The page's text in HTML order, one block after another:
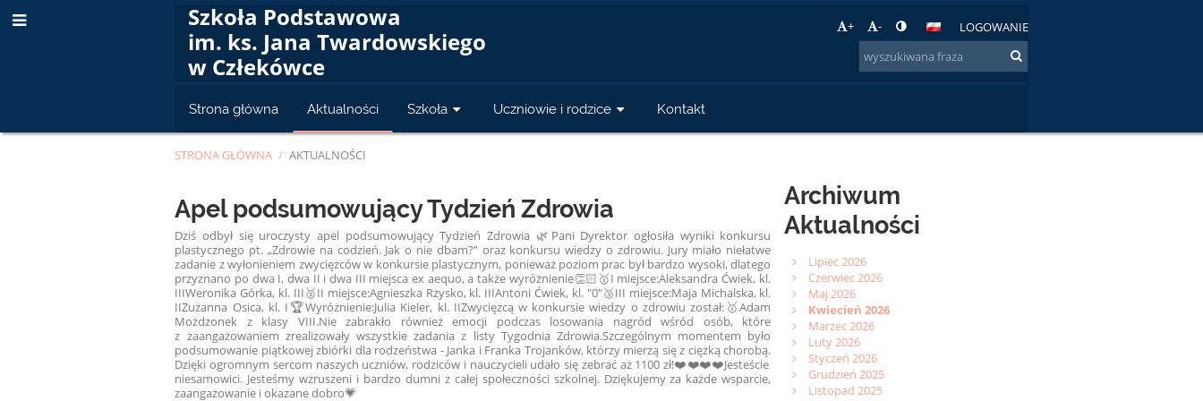
Szkoła Podstawowa
im. ks. Jana Twardowskiego
w Człekówce
+ - LOGOWANIE
Strona główna Aktualności Szkoła Uczniowie i rodzice Kontakt
STRONA GŁÓWNA / AKTUALNOŚCI
Aktualności
Apel podsumowujący Tydzień Zdrowia
Dziś odbył się uroczysty apel podsumowujący Tydzień Zdrowia 🌿 Pani Dyrektor ogłosiła wyniki konkursu
plastycznego pt. „Zdrowie na codzień. Jak o nie dbam?” oraz konkursu wiedzy o zdrowiu. Jury miało niełatwe
zadanie z wyłonieniem zwycięzców w konkursie plastycznym, ponieważ poziom prac był bardzo wysoki, dlatego
przyznano po dwa I, dwa II i dwa III miejsca ex aequo, a także wyróżnienie👏🏻 🥇I miejsce:Aleksandra Ćwiek, kl.
IIIWeronika Górka, kl. III🥈II miejsce:Agnieszka Rżysko, kl. IIIAntoni Ćwiek, kl. "0"🥉III miejsce:Maja Michalska, kl.
IIZuzanna Osica, kl. I 🏆Wyróżnienie:Julia Kieler, kl. IIZwycięzcą w konkursie wiedzy o zdrowiu został:🥇Adam
Możdżonek z klasy VIII.Nie zabrakło również emocji podczas losowania nagród wśród osób, które
z zaangażowaniem zrealizowały wszystkie zadania z listy Tygodnia Zdrowia.Szczególnym momentem było
podsumowanie piątkowej zbiórki dla rodzeństwa - Janka i Franka Trojanków, którzy mierzą się z ciężką chorobą.
Dzięki ogromnym sercom naszych uczniów, rodziców i nauczycieli udało się zebrać aż 1100 zł!❤️❤️❤️❤️Jesteście
niesamowici. Jesteśmy wzruszeni i bardzo dumni z całej społeczności szkolnej. Dziękujemy za każde wsparcie,
zaangażowanie i okazane dobro💗
Archiwum
Aktualności
Lipiec 2026
Czerwiec 2026
Maj 2026
Kwiecień 2026
Marzec 2026
Luty 2026
Styczeń 2026
Grudzień 2025
Listopad 2025